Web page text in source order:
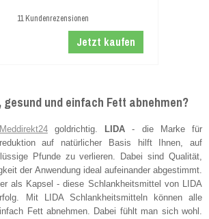
11 Kundenrezensionen
Jetzt kaufen
gesund und einfach Fett abnehmen?
Meddirekt24goldrichtig. LIDA - die Marke für
auf natürlicher Basis hilft Ihnen, auf
Pfunde zu verlieren. Dabei sind Qualität,
der Anwendung ideal aufeinander abgestimmt.
als Kapsel - diese Schlankheitsmittel von LIDA
Mit LIDA Schlankheitsmitteln können alle
Fett abnehmen. Dabei fühlt man sich wohl.
Kamagra Tabletten
€38.00
23 Kundenrezensionen